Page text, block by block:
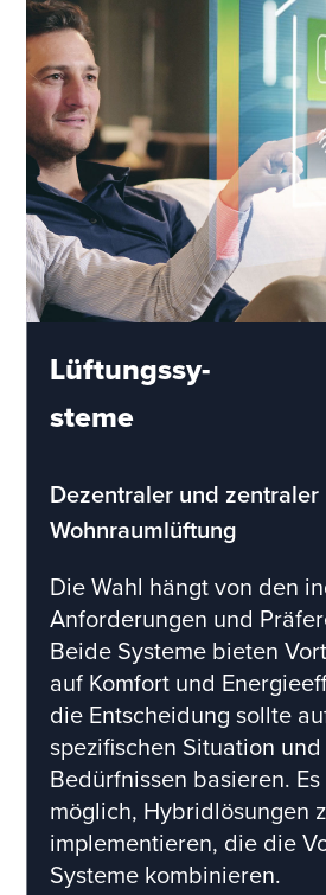
Lüftungssy-
steme
Dezentraler und zentraler
Wohnraumlüftung
Die Wahl hängt von den
Anforderungen und
Beide Systeme bieten
auf Komfort und
die Entscheidung sollte
spezifischen Situation
Bedürfnissen basieren.
möglich, Hybridlösungen
implementieren, die die
Systeme kombinieren.